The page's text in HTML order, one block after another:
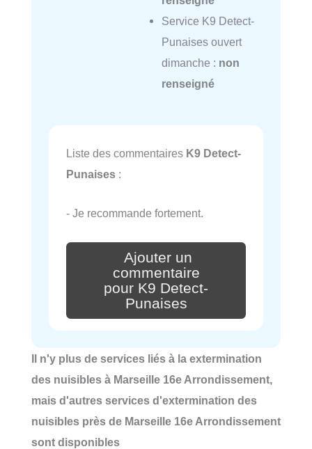
Service K9 Detect-
Punaises ouvert
dimanche : non
renseigné
Liste des commentaires K9 Detect-
Punaises :
- Je recommande fortement.
Ajouter un
commentaire
pour K9 Detect-
Punaises
Il n'y plus de services liés à la extermination
des nuisibles à Marseille 16e Arrondissement,
mais d'autres services d'extermination des
nuisibles près de Marseille 16e Arrondissement
sont disponibles